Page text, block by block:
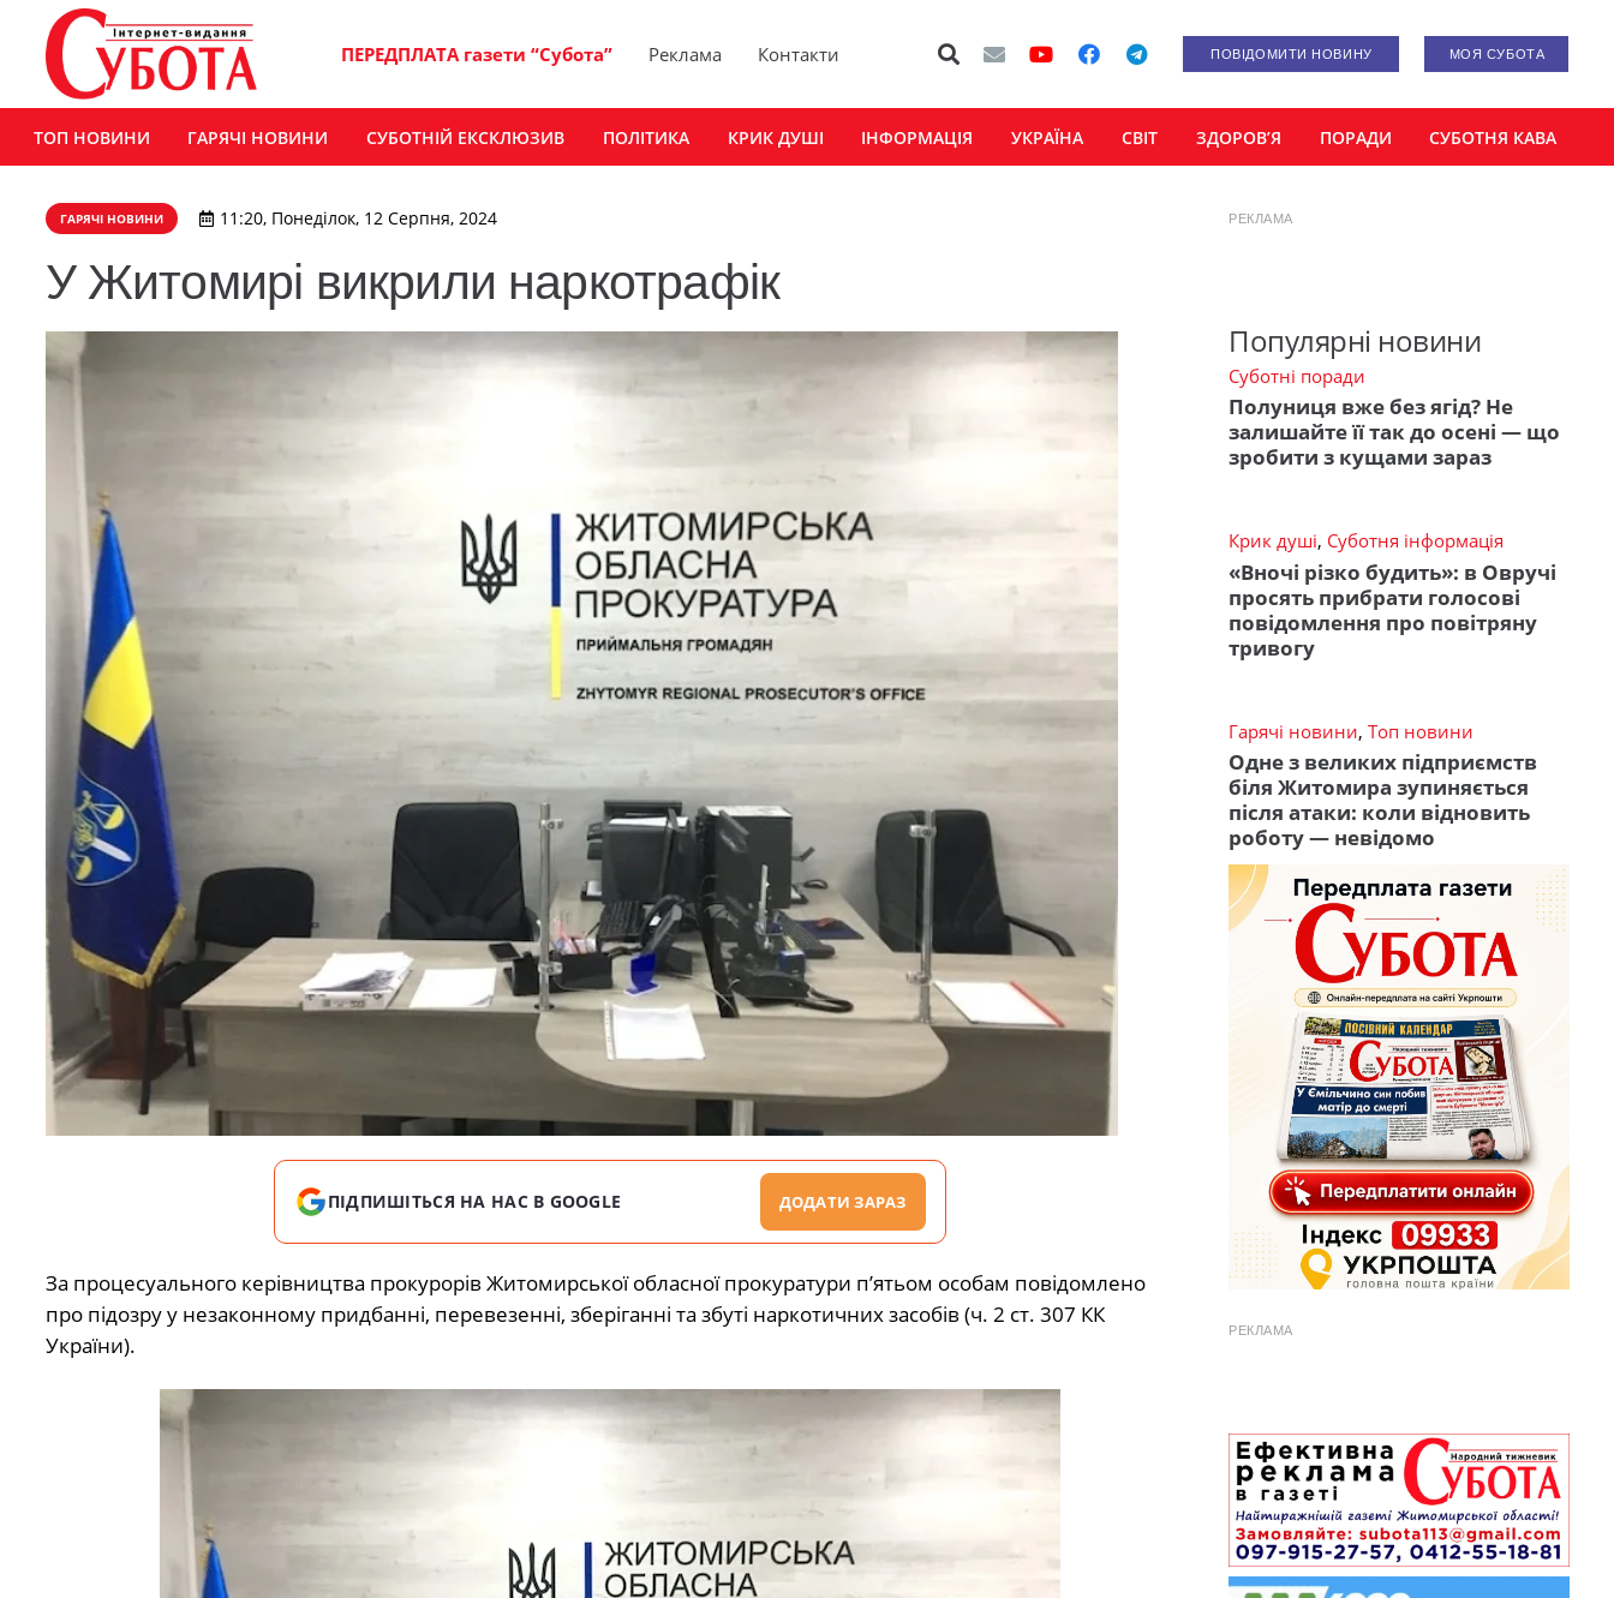
ПЕРЕДПЛАТА газети “Субота” Реклама Контакти ПОВІДОМИТИ НОВИНУ МОЯ СУБОТА
ТОП НОВИНИ ГАРЯЧІ НОВИНИ СУБОТНІЙ ЕКСКЛЮЗИВ ПОЛІТИКА КРИК ДУШІ ІНФОРМАЦІЯ УКРАЇНА СВІТ ЗДОРОВ’Я ПОРАДИ СУБОТНЯ КАВА
ГАРЯЧІ НОВИНИ 11:20, Понеділок, 12 Серпня, 2024
У Житомирі викрили наркотрафік
ПІДПИШІТЬСЯ НА НАС В GOOGLE ДОДАТИ ЗАРАЗ
За процесуального керівництва прокурорів Житомирської обласної прокуратури п’ятьом особам повідомлено
про підозру у незаконному придбанні, перевезенні, зберіганні та збуті наркотичних засобів (ч. 2 ст. 307 КК
України).
РЕКЛАМА
Популярні новини
Суботні поради
Полуниця вже без ягід? Не
залишайте її так до осені — що
зробити з кущами зараз
Крик душі, Суботня інформація
«Вночі різко будить»: в Овручі
просять прибрати голосові
повідомлення про повітряну
тривогу
Гарячі новини, Топ новини
Одне з великих підприємств
біля Житомира зупиняється
після атаки: коли відновить
роботу — невідомо
РЕКЛАМА